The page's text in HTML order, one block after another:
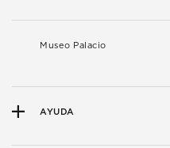
Museo Palacio
AYUDA